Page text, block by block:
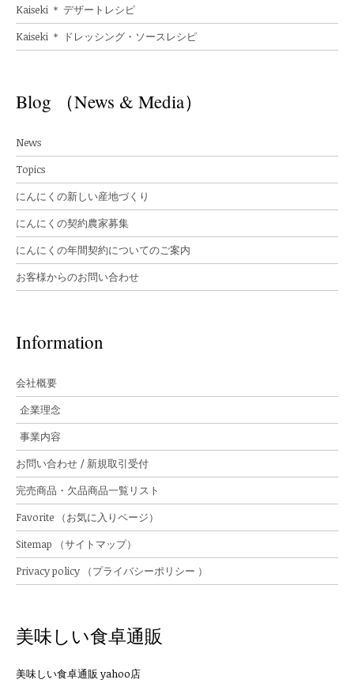
Kaiseki ＊ デザートレシピ
Kaiseki ＊ ドレッシング・ソースレシピ
Blog （News & Media）
News
Topics
にんにくの新しい産地づくり
にんにくの契約農家募集
にんにくの年間契約についてのご案内
お客様からのお問い合わせ
Information
会社概要
企業理念
事業内容
お問い合わせ / 新規取引受付
完売商品・欠品商品一覧リスト
Favorite （お気に入りページ）
Sitemap （サイトマップ）
Privacy policy （プライバシーポリシー ）
美味しい食卓通販
美味しい食卓通販 yahoo店